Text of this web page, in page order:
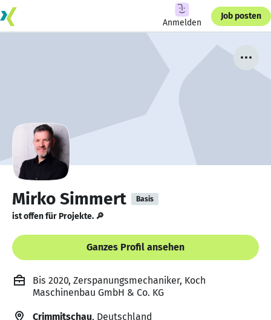
Anmelden
Job posten
Mirko Simmert Basis
ist offen für Projekte. 🔎
Ganzes Profil ansehen
Bis 2020, Zerspanungsmechaniker, Koch
Maschinenbau GmbH & Co. KG
Crimmitschau, Deutschland